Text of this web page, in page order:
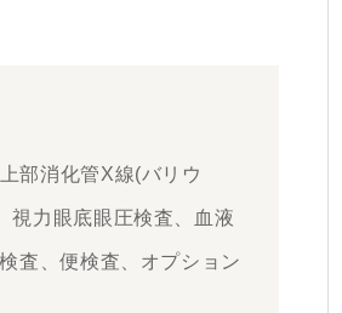
部消化管X線(バリウ
視力眼底眼圧検査、血液
査、便検査、オプション